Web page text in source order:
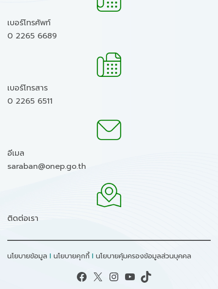
เบอร์โทรศัพท์
0 2265 6689
เบอร์โทรสาร
0 2265 6511
อีเมล
saraban@onep.go.th
ติดต่อเรา
นโยบายข้อมูล I นโยบายคุกกี้ I นโยบายคุ้มครองข้อมูลส่วนบุคคล
Facebook X Instagram YouTube TikTok